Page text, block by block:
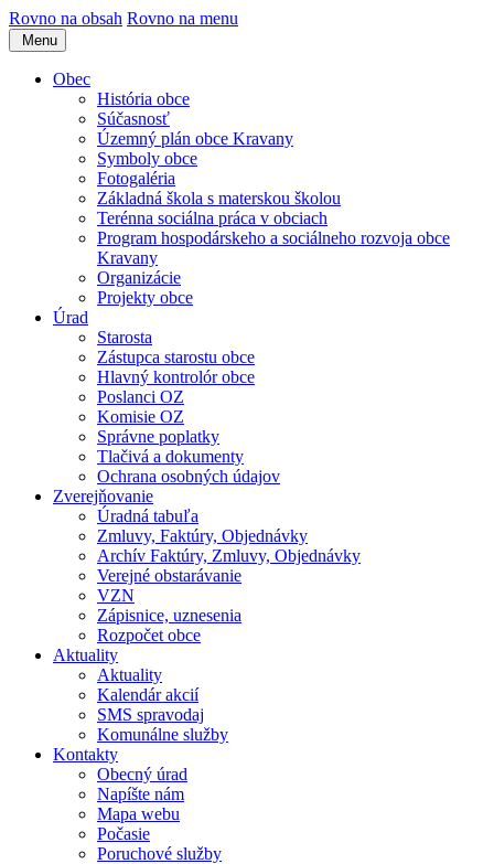
Rovno na obsah Rovno na menu
Menu
Obec
História obce
Súčasnosť
Územný plán obce Kravany
Symboly obce
Fotogaléria
Základná škola s materskou školou
Terénna sociálna práca v obciach
Program hospodárskeho a sociálneho rozvoja obce
Kravany
Organizácie
Projekty obce
Úrad
Starosta
Zástupca starostu obce
Hlavný kontrolór obce
Poslanci OZ
Komisie OZ
Správne poplatky
Tlačivá a dokumenty
Ochrana osobných údajov
Zverejňovanie
Úradná tabuľa
Zmluvy, Faktúry, Objednávky
Archív Faktúry, Zmluvy, Objednávky
Verejné obstarávanie
VZN
Zápisnice, uznesenia
Rozpočet obce
Aktuality
Aktuality
Kalendár akcií
SMS spravodaj
Komunálne služby
Kontakty
Obecný úrad
Napíšte nám
Mapa webu
Počasie
Poruchové služby